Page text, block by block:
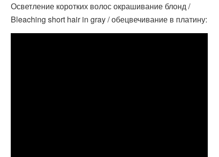
Осветление коротких волос окрашивание блонд /
Bleaching short hair in gray / обецвечивание в платину: